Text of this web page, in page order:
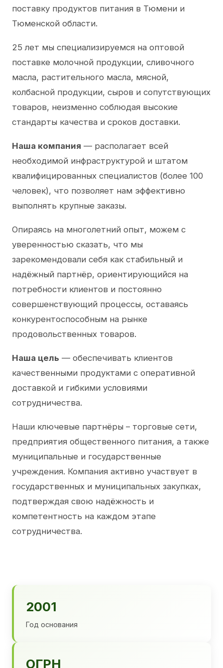
поставку продуктов питания в Тюмени и
Тюменской области.
25 лет мы специализируемся на оптовой
поставке молочной продукции, сливочного
масла, растительного масла, мясной,
колбасной продукции, сыров и сопутствующих
товаров, неизменно соблюдая высокие
стандарты качества и сроков доставки.
Наша компания — располагает всей
необходимой инфраструктурой и штатом
квалифицированных специалистов (более 100
человек), что позволяет нам эффективно
выполнять крупные заказы.
Опираясь на многолетний опыт, можем с
уверенностью сказать, что мы
зарекомендовали себя как стабильный и
надёжный партнёр, ориентирующийся на
потребности клиентов и постоянно
совершенствующий процессы, оставаясь
конкурентоспособным на рынке
продовольственных товаров.
Наша цель — обеспечивать клиентов
качественными продуктами с оперативной
доставкой и гибкими условиями
сотрудничества.
Наши ключевые партнёры – торговые сети,
предприятия общественного питания, а также
муниципальные и государственные
учреждения. Компания активно участвует в
государственных и муниципальных закупках,
подтверждая свою надёжность и
компетентность на каждом этапе
сотрудничества.
2001
Год основания
ОГРН